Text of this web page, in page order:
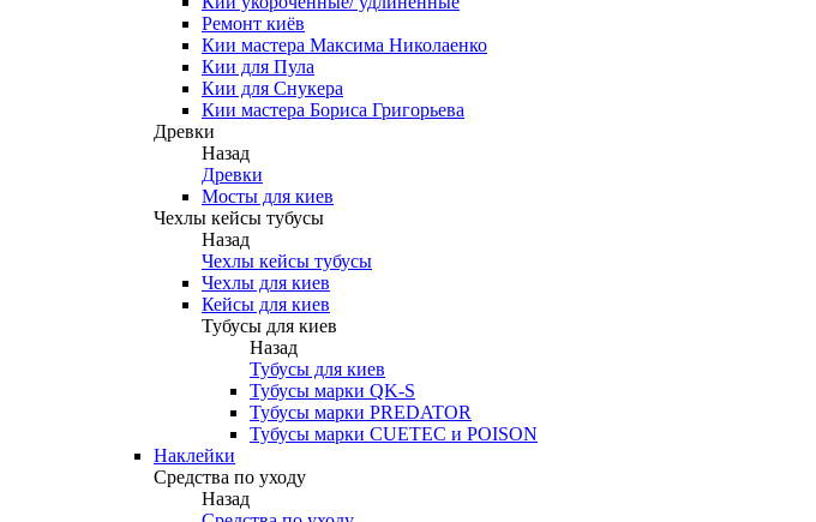
Ремонт киёв
Кии мастера Максима Николаенко
Кии для Пула
Кии для Снукера
Кии мастера Бориса Григорьева
Древки
Назад
Древки
Мосты для киев
Чехлы кейсы тубусы
Назад
Чехлы кейсы тубусы
Чехлы для киев
Кейсы для киев
Тубусы для киев
Назад
Тубусы для киев
Тубусы марки QK-S
Тубусы марки PREDATOR
Тубусы марки CUETEC и POISON
Наклейки
Средства по уходу
Назад